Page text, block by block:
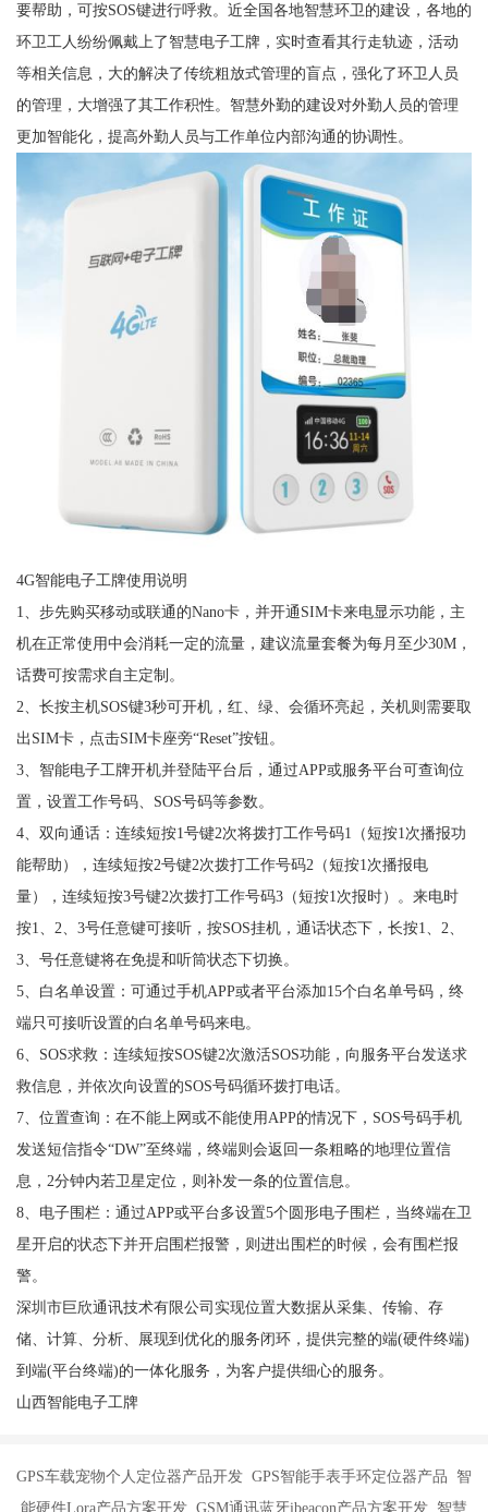
要帮助，可按SOS键进行呼救。近全国各地智慧环卫的建设，各地的
环卫工人纷纷佩戴上了智慧电子工牌，实时查看其行走轨迹，活动
等相关信息，大的解决了传统粗放式管理的盲点，强化了环卫人员
的管理，大增强了其工作积性。智慧外勤的建设对外勤人员的管理
更加智能化，提高外勤人员与工作单位内部沟通的协调性。
4G智能电子工牌使用说明
1、步先购买移动或联通的Nano卡，并开通SIM卡来电显示功能，主
机在正常使用中会消耗一定的流量，建议流量套餐为每月至少30M，
话费可按需求自主定制。
2、长按主机SOS键3秒可开机，红、绿、会循环亮起，关机则需要取
出SIM卡，点击SIM卡座旁“Reset”按钮。
3、智能电子工牌开机并登陆平台后，通过APP或服务平台可查询位
置，设置工作号码、SOS号码等参数。
4、双向通话：连续短按1号键2次将拨打工作号码1（短按1次播报功
能帮助），连续短按2号键2次拨打工作号码2（短按1次播报电
量），连续短按3号键2次拨打工作号码3（短按1次报时）。来电时
按1、2、3号任意键可接听，按SOS挂机，通话状态下，长按1、2、
3、号任意键将在免提和听筒状态下切换。
5、白名单设置：可通过手机APP或者平台添加15个白名单号码，终
端只可接听设置的白名单号码来电。
6、SOS求救：连续短按SOS键2次激活SOS功能，向服务平台发送求
救信息，并依次向设置的SOS号码循环拨打电话。
7、位置查询：在不能上网或不能使用APP的情况下，SOS号码手机
发送短信指令“DW”至终端，终端则会返回一条粗略的地理位置信
息，2分钟内若卫星定位，则补发一条的位置信息。
8、电子围栏：通过APP或平台多设置5个圆形电子围栏，当终端在卫
星开启的状态下并开启围栏报警，则进出围栏的时候，会有围栏报
警。
深圳市巨欣通讯技术有限公司实现位置大数据从采集、传输、存
储、计算、分析、展现到优化的服务闭环，提供完整的端(硬件终端)
到端(平台终端)的一体化服务，为客户提供细心的服务。
山西智能电子工牌
GPS车载宠物个人定位器产品开发 GPS智能手表手环定位器产品 智
能硬件Lora产品方案开发 GSM通讯蓝牙ibeacon产品方案开发 智慧